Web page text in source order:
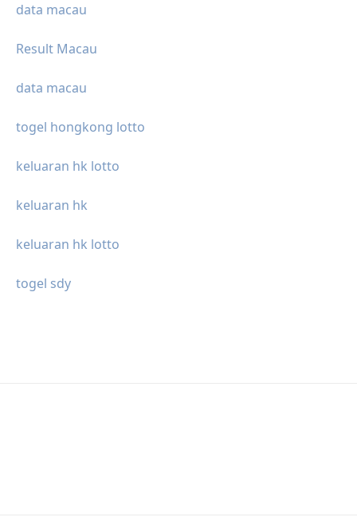
data macau
Result Macau
data macau
togel hongkong lotto
keluaran hk lotto
keluaran hk
keluaran hk lotto
togel sdy